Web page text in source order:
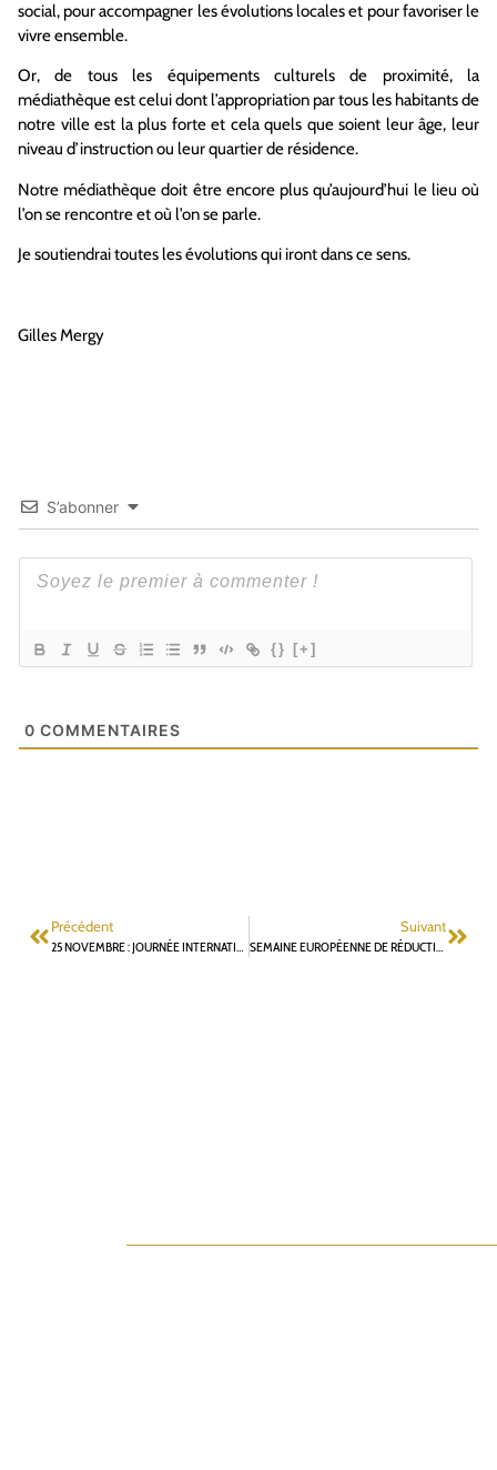
social, pour accompagner les évolutions locales et pour favoriser le
vivre ensemble.
Or, de tous les équipements culturels de proximité, la
médiathèque est celui dont l’appropriation par tous les habitants de
notre ville est la plus forte et cela quels que soient leur âge, leur
niveau d’instruction ou leur quartier de résidence.
Notre médiathèque doit être encore plus qu’aujourd’hui le lieu où
l’on se rencontre et où l’on se parle.
Je soutiendrai toutes les évolutions qui iront dans ce sens.
Gilles Mergy
S’abonner
{} [+]
0 COMMENTAIRES
Précédent Suivant